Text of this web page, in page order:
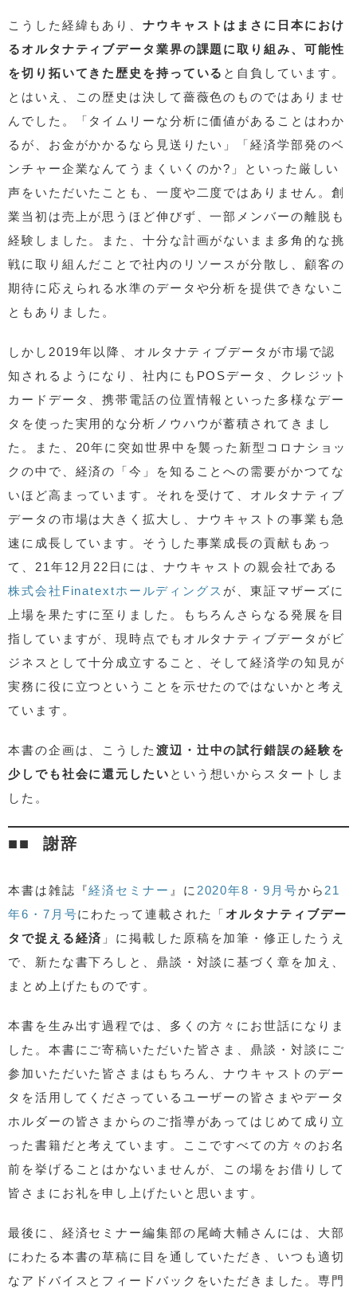
こうした経緯もあり、 ナウキャストはまさに日本におけ
るオルタナティブデータ業界の課題に取り組み、可能性
を切り拓いてきた歴史を持っている と自負しています。
とはいえ、この歴史は決して薔薇色のものではありませ
んでした。「タイムリーな分析に価値があることはわか
るが、お金がかかるなら見送りたい」「経済学部発のベ
ンチャー企業なんてうまくいくのか?」といった厳しい
声をいただいたことも、一度や二度ではありません。創
業当初は売上が思うほど伸びず、一部メンバーの離脱も
経験しました。また、十分な計画がないまま多角的な挑
戦に取り組んだことで社内のリソースが分散し、顧客の
期待に応えられる水準のデータや分析を提供できないこ
ともありました。
しかし2019年以降、オルタナティブデータが市場で認
知されるようになり、社内にもPOSデータ、クレジット
カードデータ、携帯電話の位置情報といった多様なデー
タを使った実用的な分析ノウハウが蓄積されてきまし
た。また、20年に突如世界中を襲った新型コロナショッ
クの中で、経済の「今」を知ることへの需要がかつてな
いほど高まっています。それを受けて、オルタナティブ
データの市場は大きく拡大し、ナウキャストの事業も急
速に成長しています。そうした事業成長の貢献もあっ
て、21年12月22日には、ナウキャストの親会社である
株式会社Finatextホールディングス が、東証マザーズに
上場を果たすに至りました。もちろんさらなる発展を目
指していますが、現時点でもオルタナティブデータがビ
ジネスとして十分成立すること、そして経済学の知見が
実務に役に立つということを示せたのではないかと考え
ています。
本書の企画は、こうした 渡辺・辻中の試行錯誤の経験を
少しでも社会に還元したい という想いからスタートしま
した。
謝辞
本書は雑誌『経済セミナー 』に 2020年8・9月号から 21
年6・7月号にわたって連載された「オルタナティブデー
タで捉える経済 」に掲載した原稿を加筆・修正したうえ
で、新たな書下ろしと、鼎談・対談に基づく章を加え、
まとめ上げたものです。
本書を生み出す過程では、多くの方々にお世話になりま
した。本書にご寄稿いただいた皆さま、鼎談・対談にご
参加いただいた皆さまはもちろん、ナウキャストのデー
タを活用してくださっているユーザーの皆さまやデータ
ホルダーの皆さまからのご指導があってはじめて成り立
った書籍だと考えています。ここですべての方々のお名
前を挙げることはかないませんが、この場をお借りして
皆さまにお礼を申し上げたいと思います。
最後に、経済セミナー編集部の尾崎大輔さんには、大部
にわたる本書の草稿に目を通していただき、いつも適切
なアドバイスとフィードバックをいただきました。専門